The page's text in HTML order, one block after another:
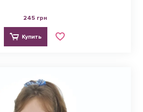
245 грн
Купить